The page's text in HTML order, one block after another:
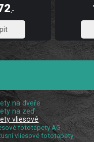
tisku. Skládá se
,-
díky UV
na dveře
na zeď
vliesové
fototapety AG
vliesové fototapety